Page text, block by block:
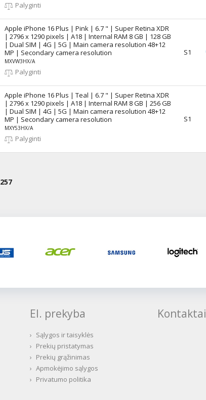
Palyginti
Apple iPhone 16 Plus | Pink | 6.7 " | Super Retina XDR
| 2796 x 1290 pixels | A18 | Internal RAM 8 GB | 128 GB
| Dual SIM | 4G | 5G | Main camera resolution 48+12
MP | Secondary camera resolution
MXVW3HX/A
Palyginti
S1
Apple iPhone 16 Plus | Teal | 6.7 " | Super Retina XDR
| 2796 x 1290 pixels | A18 | Internal RAM 8 GB | 256 GB
| Dual SIM | 4G | 5G | Main camera resolution 48+12
MP | Secondary camera resolution
MXY53HX/A
Palyginti
S1
257
El. prekyba
› Sąlygos ir taisyklės
› Prekių pristatymas
› Prekių grąžinimas
› Apmokėjimo sąlygos
› Privatumo politika
Kontaktai